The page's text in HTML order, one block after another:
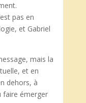
pas en
et Gabriel
mais la
et en
dehors, à
faire émerger